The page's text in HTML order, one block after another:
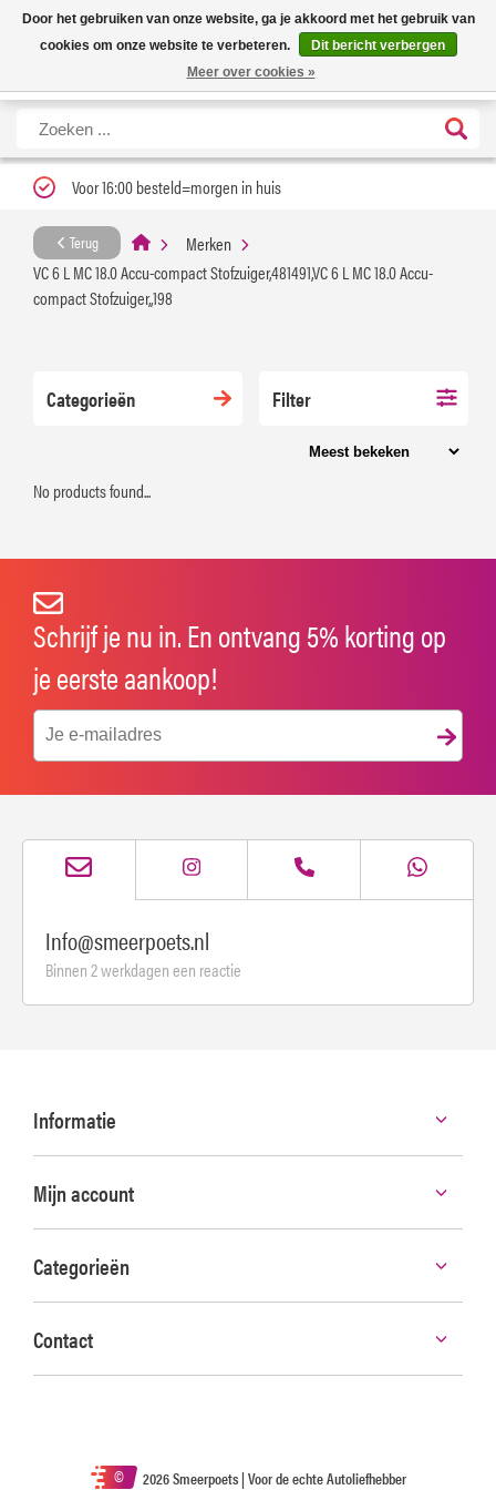
Nieuwe levertijd: 1 tot 3 werkdagen | Nu 25% korting op gehele assortiment
Carfume met kortingscode ''verfrissend''
X
Voor 16:00 besteld=morgen in huis
Terug
Merken
VC 6 L MC 18.0 Accu-compact Stofzuiger,481491,VC 6 L MC 18.0 Accu-
compact Stofzuiger,,198
Categorieën Filter
No products found...
Schrijf je nu in. En ontvang 5% korting op
je eerste aankoop!
Info@smeerpoets.nl
Binnen 2 werkdagen een reactie
Informatie
Mijn account
Categorieën
Contact
© 2026 Smeerpoets | Voor de echte Autoliefhebber
Door het gebruiken van onze website, ga je akkoord met het gebruik van
cookies om onze website te verbeteren.
Dit bericht verbergen
Meer over cookies »